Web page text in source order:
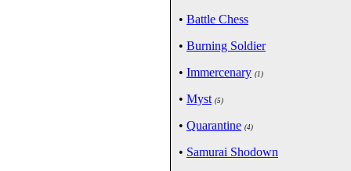
• Battle Chess
• Burning Soldier
• Immercenary (1)
• Myst (5)
• Quarantine (4)
• Samurai Shodown